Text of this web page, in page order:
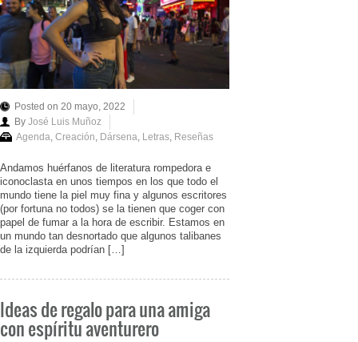
Posted on 20 mayo, 2022
By José Luis Muñoz
Agenda Creación Dársena Letras Reseñas
Andamos huérfanos de literatura rompedora e
iconoclasta en unos tiempos en los que todo el
mundo tiene la piel muy fina y algunos escritores
(por fortuna no todos) se la tienen que coger con
papel de fumar a la hora de escribir. Estamos en
un mundo tan desnortado que algunos talibanes
de la izquierda podrían […]
Ideas de regalo para una amiga
con espíritu aventurero